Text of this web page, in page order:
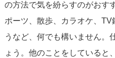
の方法で気を紛らすのがおす
ポーツ、散歩、カラオケ、
うなど、何でも構いません。
ょう。他のことをしていると